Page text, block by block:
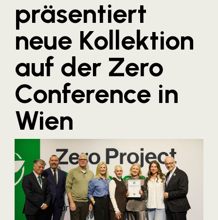
Bundesverband Sonnenschutztechnik
Cineplexx
Colmobil Austria
Controller Institut
Darbo
Designer Outlets Parndorf und Salzburg
Essity
FG UBIT Salzburg
foodaffairs
Fressnapf
FRoSTA
präsentiert
neue Kollektion
auf der Zero
Conference in
Wien